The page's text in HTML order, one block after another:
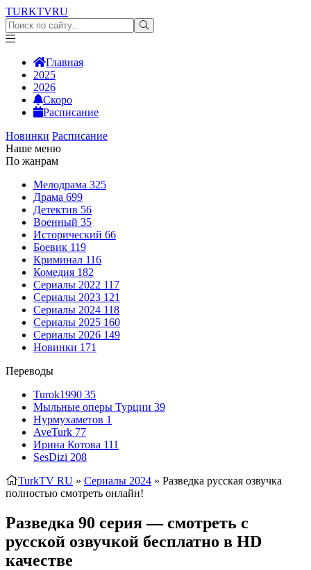
TURKTVRU
Главная
2025
2026
Скоро
Расписание
Новинки Расписание
Наше меню
По жанрам
Мелодрама 325
Драма 699
Детектив 56
Военный 35
Исторический 66
Боевик 119
Криминал 116
Комедия 182
Сериалы 2022 117
Сериалы 2023 121
Сериалы 2024 118
Сериалы 2025 160
Сериалы 2026 149
Новинки 171
Переводы
Turok1990 35
Мыльные оперы Турции 39
Нурмухаметов 1
AveTurk 77
Ирина Котова 111
SesDizi 208
TurkTV RU » Сериалы 2024 » Разведка русская озвучка
полностью смотреть онлайн!
Разведка 90 серия — смотреть с
русской озвучкой бесплатно в HD
качестве